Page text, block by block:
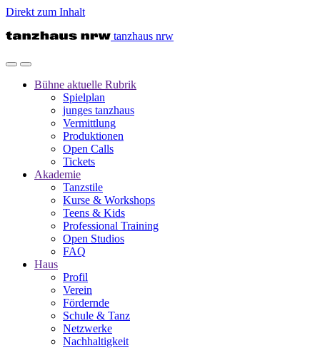
Direkt zum Inhalt
tanzhaus nrw
Bühne aktuelle Rubrik
Spielplan
junges tanzhaus
Vermittlung
Produktionen
Open Calls
Tickets
Akademie
Tanzstile
Kurse & Workshops
Teens & Kids
Professional Training
Open Studios
FAQ
Haus
Profil
Verein
Fördernde
Schule & Tanz
Netzwerke
Nachhaltigkeit